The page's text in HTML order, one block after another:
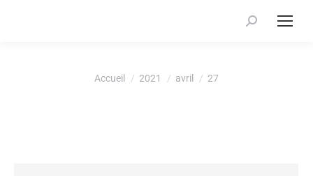
Recherche
Accueil 2021 avril 27